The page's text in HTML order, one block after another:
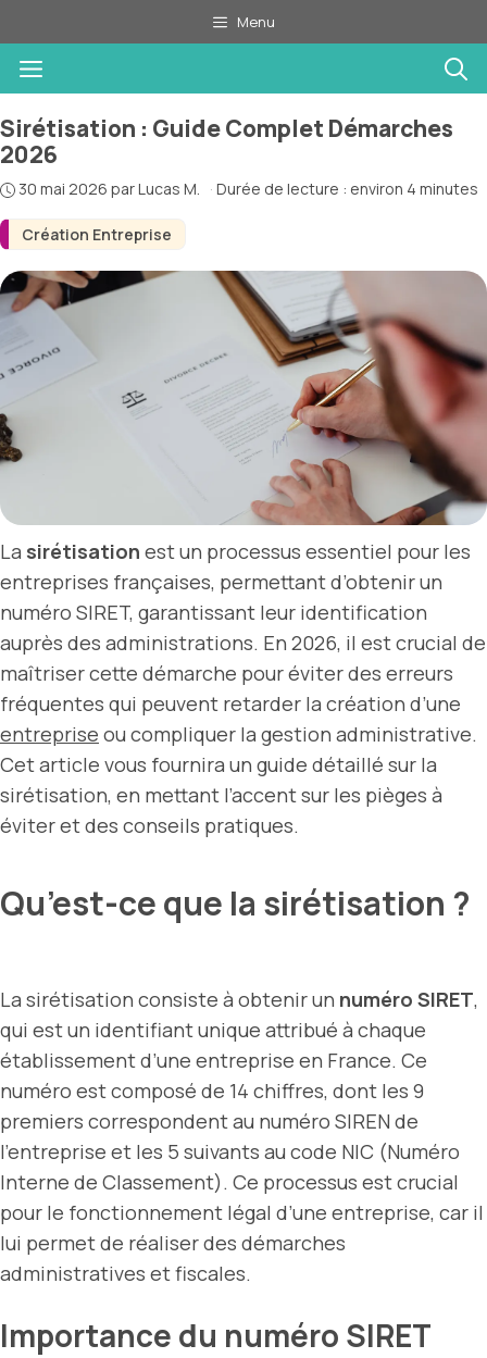
au
contenu
Menu
Menu
Création Entreprise
Sirétisation : Guide Complet Démarches
2026
30 mai 2026 parLucas M. · Durée de lecture : environ 4 minutes
La sirétisation est un processus essentiel pour les
entreprises françaises, permettant d’obtenir un
numéro SIRET, garantissant leur identification
auprès des administrations. En 2026, il est crucial de
maîtriser cette démarche pour éviter des erreurs
fréquentes qui peuvent retarder la création d’une
entreprise ou compliquer la gestion administrative.
Cet article vous fournira un guide détaillé sur la
sirétisation, en mettant l’accent sur les pièges à
éviter et des conseils pratiques.
Qu’est-ce que la sirétisation ?
La sirétisation consiste à obtenir un numéro SIRET,
qui est un identifiant unique attribué à chaque
établissement d’une entreprise en France. Ce
numéro est composé de 14 chiffres, dont les 9
premiers correspondent au numéro SIREN de
l’entreprise et les 5 suivants au code NIC (Numéro
Interne de Classement). Ce processus est crucial
pour le fonctionnement légal d’une entreprise, car il
lui permet de réaliser des démarches
administratives et fiscales.
Importance du numéro SIRET